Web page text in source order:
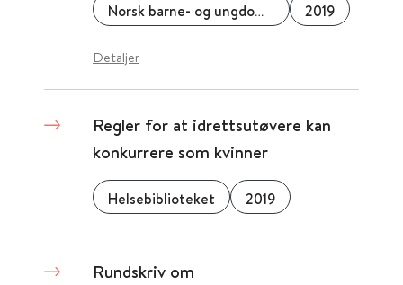
Norsk barne- og ungdomspsykiatrisk forening 2019
Detaljer
Regler for at idrettsutøvere kan
konkurrere som kvinner
Helsebiblioteket 2019
Rundskriv om